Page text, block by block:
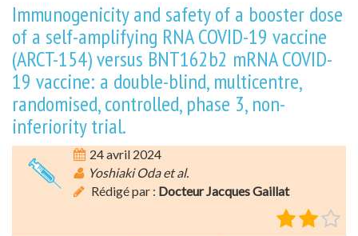
Immunogenicity and safety of a booster dose
of a self-amplifying RNA COVID-19 vaccine
(ARCT-154) versus BNT162b2 mRNA COVID-
19 vaccine: a double-blind, multicentre,
randomised, controlled, phase 3, non-
inferiority trial.
24 avril 2024
Yoshiaki Oda et al.
Rédigé par : Docteur Jacques Gaillat